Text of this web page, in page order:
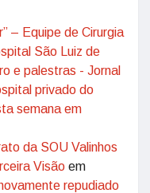
– Equipe de Cirurgia
São Luiz de
e palestras - Jornal
privado do
semana em
da SOU Valinhos
Visão em
repudiado